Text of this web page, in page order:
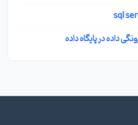
داده در پایگاه داده